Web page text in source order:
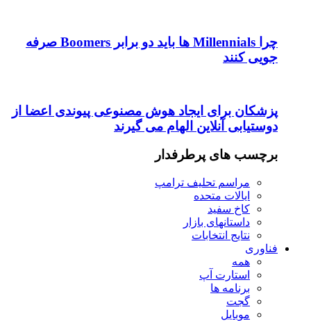
چرا Millennials ها باید دو برابر Boomers صرفه
جویی کنند
پزشکان برای ایجاد هوش مصنوعی پیوندی اعضا از
دوستیابی آنلاین الهام می گیرند
برچسب های پرطرفدار
مراسم تحلیف ترامپ
ایالات متحده
کاخ سفید
داستانهای بازار
نتایج انتخابات
فناوری
همه
استارت آپ
برنامه ها
گجت
موبایل